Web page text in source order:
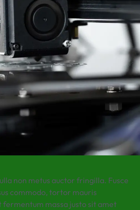
non metus auctor fringilla. Fusce
commodo, tortor mauris
fermentum massa justo sit amet